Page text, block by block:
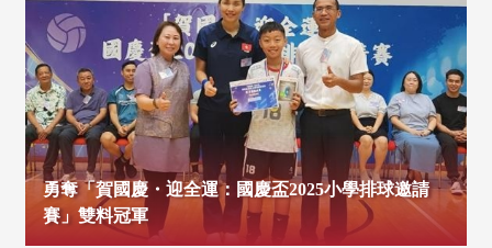
勇奪「賀國慶・迎全運：國慶盃2025小學排球邀請
賽」雙料冠軍